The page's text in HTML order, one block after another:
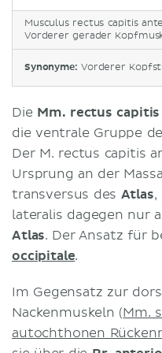
Musculus rectus capitis
Vorderer gerader
Synonyme: Vorderer
Die Mm. rectus
die ventrale Gruppe
Der M. rectus capitis
Ursprung an der
transversus des Atlas,
lateralis dagegen nur
Atlas. Der Ansatz für
occipitale.
Im Gegensatz zur
Nackenmuskeln (Mm.
autochthonen